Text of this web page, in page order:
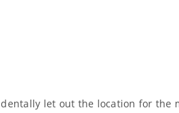
let out the location for the